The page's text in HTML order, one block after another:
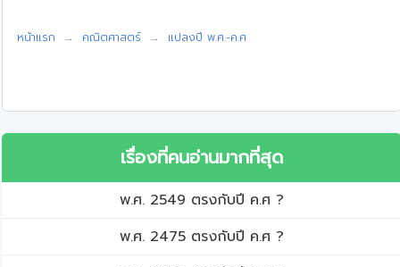
หน้าแรก คณิตศาสตร์ แปลงปี พ.ศ.-ค.ศ
เรื่องที่คนอ่านมากที่สุด
พ.ศ. 2549 ตรงกับปี ค.ศ ?
พ.ศ. 2475 ตรงกับปี ค.ศ ?